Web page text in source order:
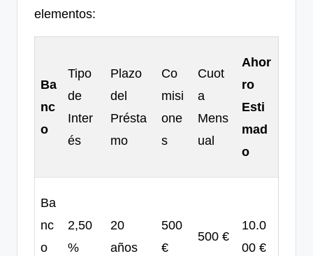
elementos:
Ba
nc
o
Tipo
de
Inter
és
Plazo
del
Présta
mo
Co
misi
one
s
Cuot
a
Mens
ual
Ahor
ro
Esti
mad
o
Ba
nc
o
2,50
%
20
años
500
€
500 €
10.0
00 €